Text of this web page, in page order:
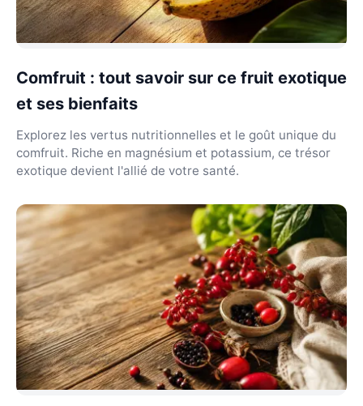
Comfruit : tout savoir sur ce fruit exotique
et ses bienfaits
Explorez les vertus nutritionnelles et le goût unique du
comfruit. Riche en magnésium et potassium, ce trésor
exotique devient l'allié de votre santé.